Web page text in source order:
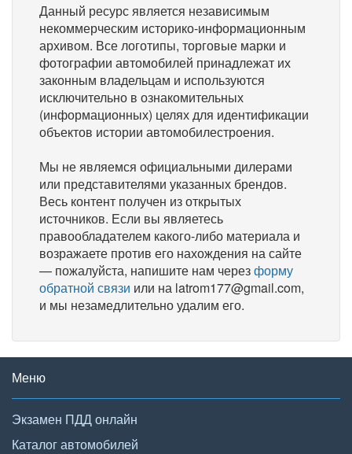
Данный ресурс является независимым
некоммерческим историко-информационным
архивом. Все логотипы, торговые марки и
фотографии автомобилей принадлежат их
законным владельцам и используются
исключительно в ознакомительных
(информационных) целях для идентификации
объектов истории автомобилестроения.
Мы не являемся официальными дилерами
или представителями указанных брендов.
Весь контент получен из открытых
источников. Если вы являетесь
правообладателем какого-либо материала и
возражаете против его нахождения на сайте
— пожалуйста, напишите нам черезформу
обратной связи или на latrom177@gmail.com,
и мы незамедлительно удалим его.
Меню
Экзамен ПДД онлайн
Каталог автомобилей